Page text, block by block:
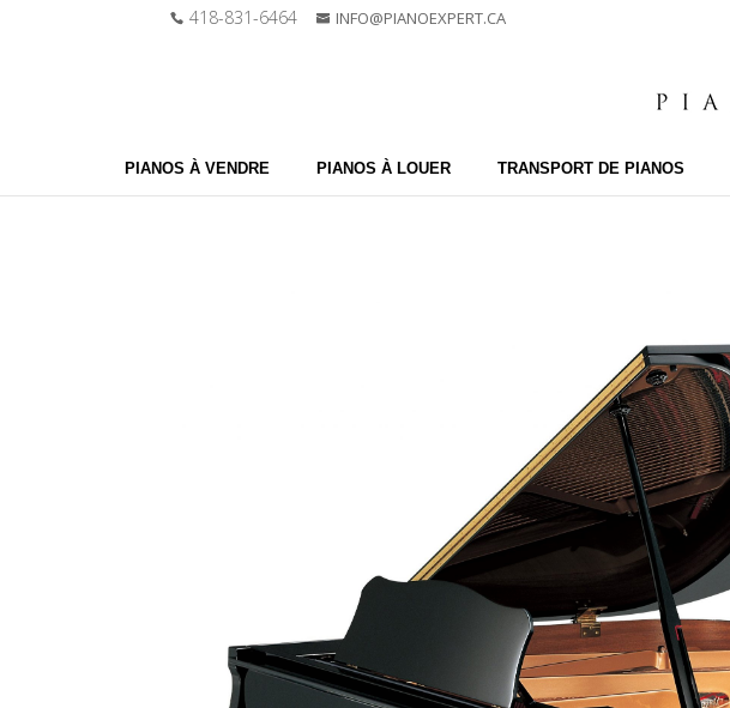
418-831-6464 INFO@PIANOEXPERT.CA
PIANOS À VENDRE PIANOS À LOUER TRANSPORT DE PIANOS